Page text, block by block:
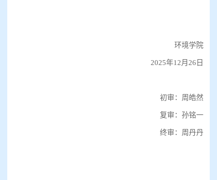
环境学院
2025年12月26日
初审：周皓然
复审：孙铭一
终审：周丹丹